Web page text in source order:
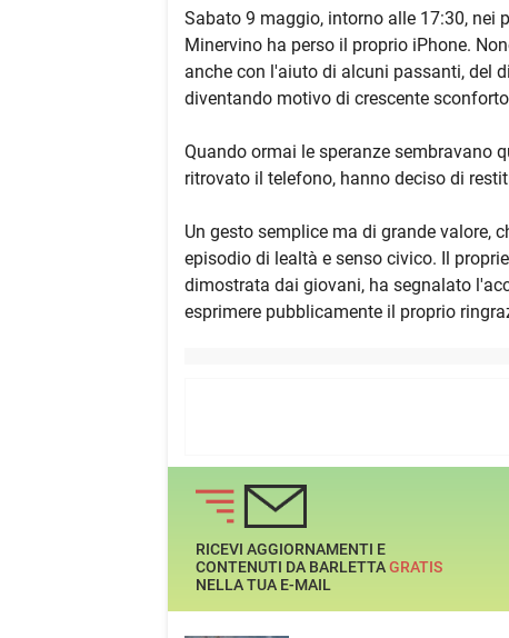
Sabato 9 maggio, intorno alle 17:30, nei
Minervino ha perso il proprio iPhone.
anche con l'aiuto di alcuni passanti, del
diventando motivo di crescente
Quando ormai le speranze sembravano
ritrovato il telefono, hanno deciso di
Un gesto semplice ma di grande valore,
episodio di lealtà e senso civico. Il
dimostrata dai giovani, ha segnalato
esprimere pubblicamente il proprio
RICEVI AGGIORNAMENTI E
CONTENUTI DA BARLETTAGRATIS
NELLA TUA E-MAIL